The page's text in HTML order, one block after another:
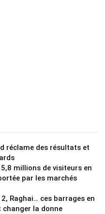
réclame des résultats et
millions de visiteurs en
par les marchés
Raghai… ces barrages en
la donne